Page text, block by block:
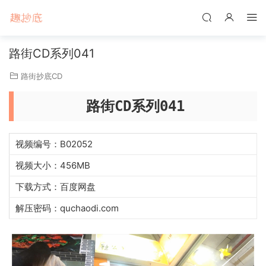
路街CD系列041
路街抄底CD
路街CD系列041
视频编号：B02052
视频大小：456MB
下载方式：百度网盘
解压密码：quchaodi.com